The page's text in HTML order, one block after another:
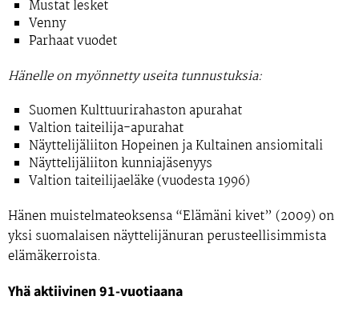
Mustat lesket
Venny
Parhaat vuodet
Hänelle on myönnetty useita tunnustuksia:
Suomen Kulttuurirahaston apurahat
Valtion taiteilija-apurahat
Näyttelijäliiton Hopeinen ja Kultainen ansiomitali
Näyttelijäliiton kunniajäsenyys
Valtion taiteilijaeläke (vuodesta 1996)
Hänen muistelmateoksensa “Elämäni kivet” (2009) on
yksi suomalaisen näyttelijänuran perusteellisimmista
elämäkerroista.
Yhä aktiivinen 91-vuotiaana